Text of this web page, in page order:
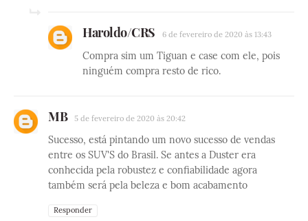
Haroldo/CRS 6 de fevereiro de 2020 às 13:43
Compra sim um Tiguan e case com ele, pois
ninguém compra resto de rico.
MB 5 de fevereiro de 2020 às 20:42
Sucesso, está pintando um novo sucesso de vendas
entre os SUV'S do Brasil. Se antes a Duster era
conhecida pela robustez e confiabilidade agora
também será pela beleza e bom acabamento
Responder